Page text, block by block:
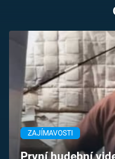
Témata
Pořady
TV Program
Časopis
ZAJÍMAVOSTI